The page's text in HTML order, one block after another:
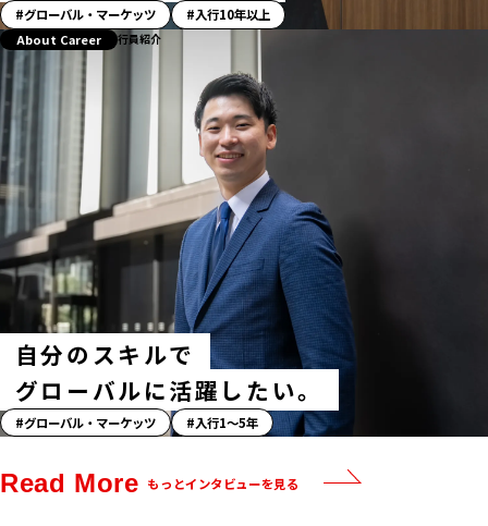
「ス
ト
ー
リ
ー」
ハ
ッ
シ
タ
グ
グローバル・マーケッツ 入行10年以上
自分のスキルで
グローバルに活躍したい。
About Career 行員紹介
「ス
ー
グローバル・マーケッツ 入行1〜5年
Read More もっとインタビューを見る